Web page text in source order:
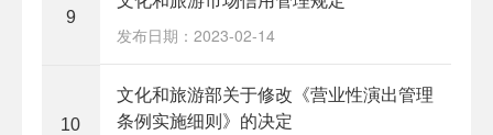
9
发布日期：2023-02-14
10
文化和旅游部关于修改《营业性演出管理
条例实施细则》的决定